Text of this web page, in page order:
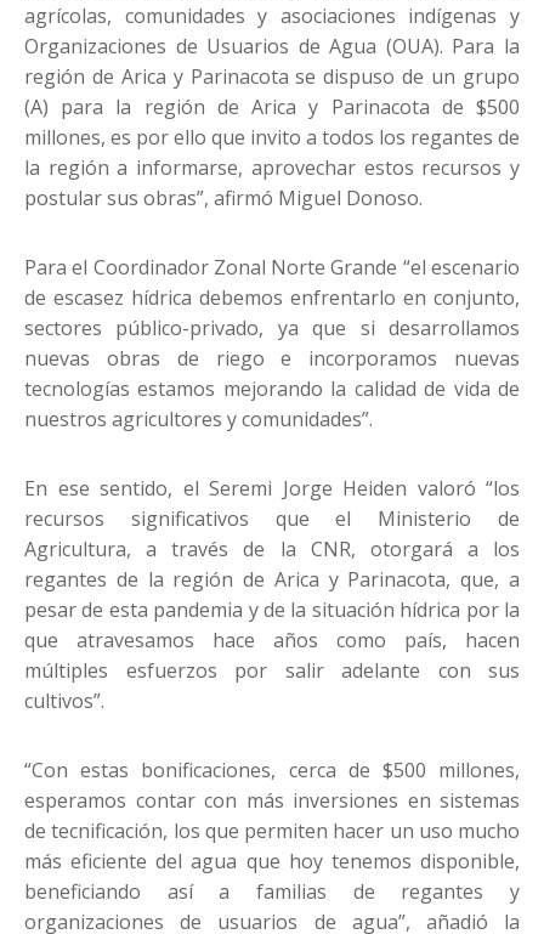
agrícolas, comunidades y asociaciones indígenas y
Organizaciones de Usuarios de Agua (OUA). Para la
región de Arica y Parinacota se dispuso de un grupo
(A) para la región de Arica y Parinacota de $500
millones, es por ello que invito a todos los regantes de
la región a informarse, aprovechar estos recursos y
postular sus obras”, afirmó Miguel Donoso.
Para el Coordinador Zonal Norte Grande “el escenario
de escasez hídrica debemos enfrentarlo en conjunto,
sectores público-privado, ya que si desarrollamos
nuevas obras de riego e incorporamos nuevas
tecnologías estamos mejorando la calidad de vida de
nuestros agricultores y comunidades”.
En ese sentido, el Seremi Jorge Heiden valoró “los
recursos significativos que el Ministerio de
Agricultura, a través de la CNR, otorgará a los
regantes de la región de Arica y Parinacota, que, a
pesar de esta pandemia y de la situación hídrica por la
que atravesamos hace años como país, hacen
múltiples esfuerzos por salir adelante con sus
cultivos”.
“Con estas bonificaciones, cerca de $500 millones,
esperamos contar con más inversiones en sistemas
de tecnificación, los que permiten hacer un uso mucho
más eficiente del agua que hoy tenemos disponible,
beneficiando así a familias de regantes y
organizaciones de usuarios de agua”, añadió la